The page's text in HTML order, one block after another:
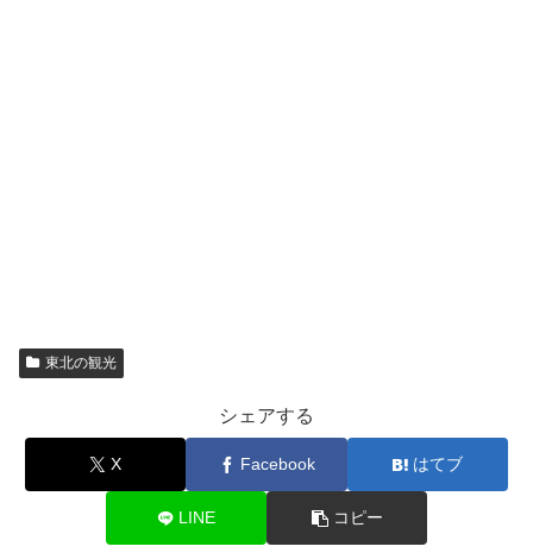
東北の観光
シェアする
X Facebook はてブ
LINE コピー